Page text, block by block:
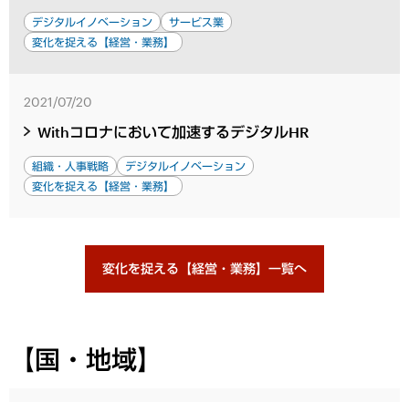
デジタルイノベーション
サービス業
変化を捉える【経営・業務】
2021/07/20
Withコロナにおいて加速するデジタルHR
組織・人事戦略
デジタルイノベーション
変化を捉える【経営・業務】
変化を捉える【経営・業務】一覧へ
【国・地域】